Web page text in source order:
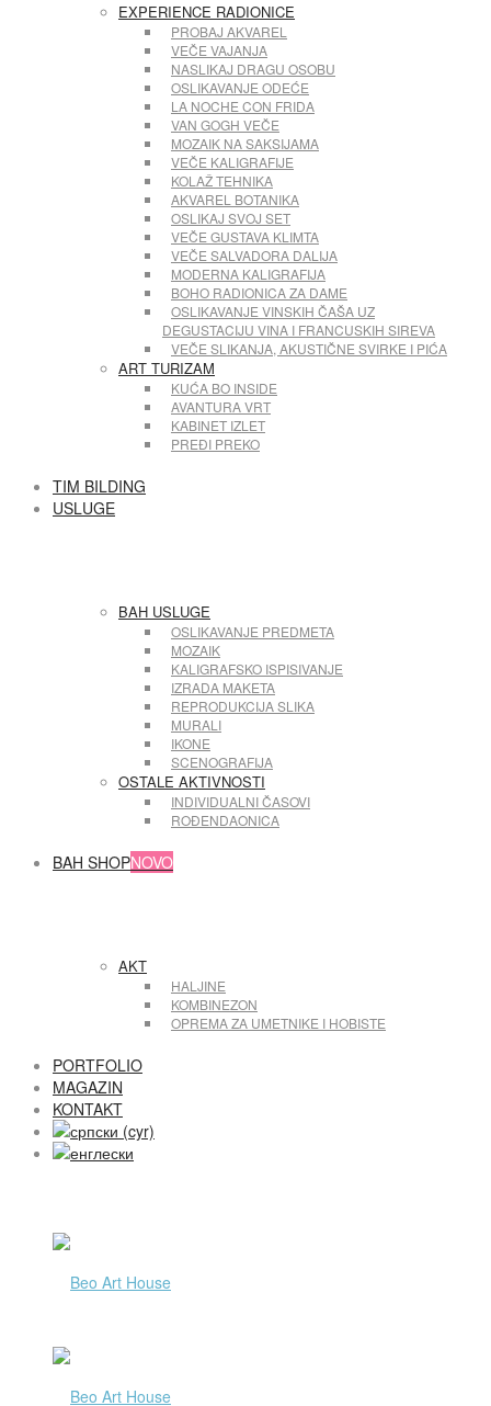
EXPERIENCE RADIONICE
PROBAJ AKVAREL
VEČE VAJANJA
NASLIKAJ DRAGU OSOBU
OSLIKAVANJE ODEĆE
LA NOCHE CON FRIDA
VAN GOGH VEČE
MOZAIK NA SAKSIJAMA
VEČE KALIGRAFIJE
KOLAŽ TEHNIKA
AKVAREL BOTANIKA
OSLIKAJ SVOJ SET
VEČE GUSTAVA KLIMTA
VEČE SALVADORA DALIJA
MODERNA KALIGRAFIJA
BOHO RADIONICA ZA DAME
OSLIKAVANJE VINSKIH ČAŠA UZ
DEGUSTACIJU VINA I FRANCUSKIH SIREVA
VEČE SLIKANJA, AKUSTIČNE SVIRKE I PIĆA
ART TURIZAM
KUĆA BO INSIDE
AVANTURA VRT
KABINET IZLET
PREĐI PREKO
TIM BILDING
USLUGE
BAH USLUGE
OSLIKAVANJE PREDMETA
MOZAIK
KALIGRAFSKO ISPISIVANJE
IZRADA MAKETA
REPRODUKCIJA SLIKA
MURALI
IKONE
SCENOGRAFIJA
OSTALE AKTIVNOSTI
INDIVIDUALNI ČASOVI
ROĐENDAONICA
BAH SHOPNOVO
AKT
HALJINE
KOMBINEZON
OPREMA ZA UMETNIKE I HOBISTE
PORTFOLIO
MAGAZIN
KONTAKT